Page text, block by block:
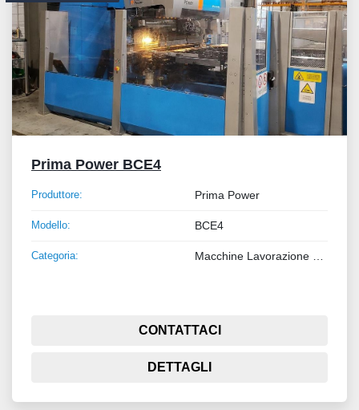
Prima Power BCE4
Produttore: Prima Power
Modello: BCE4
Categoria:
CONTATTACI
DETTAGLI